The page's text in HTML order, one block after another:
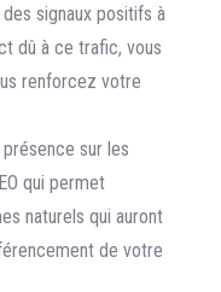
signaux positifs à
dû à ce trafic, vous
renforcez votre
sur les
qui permet
naturels qui auront
de votre